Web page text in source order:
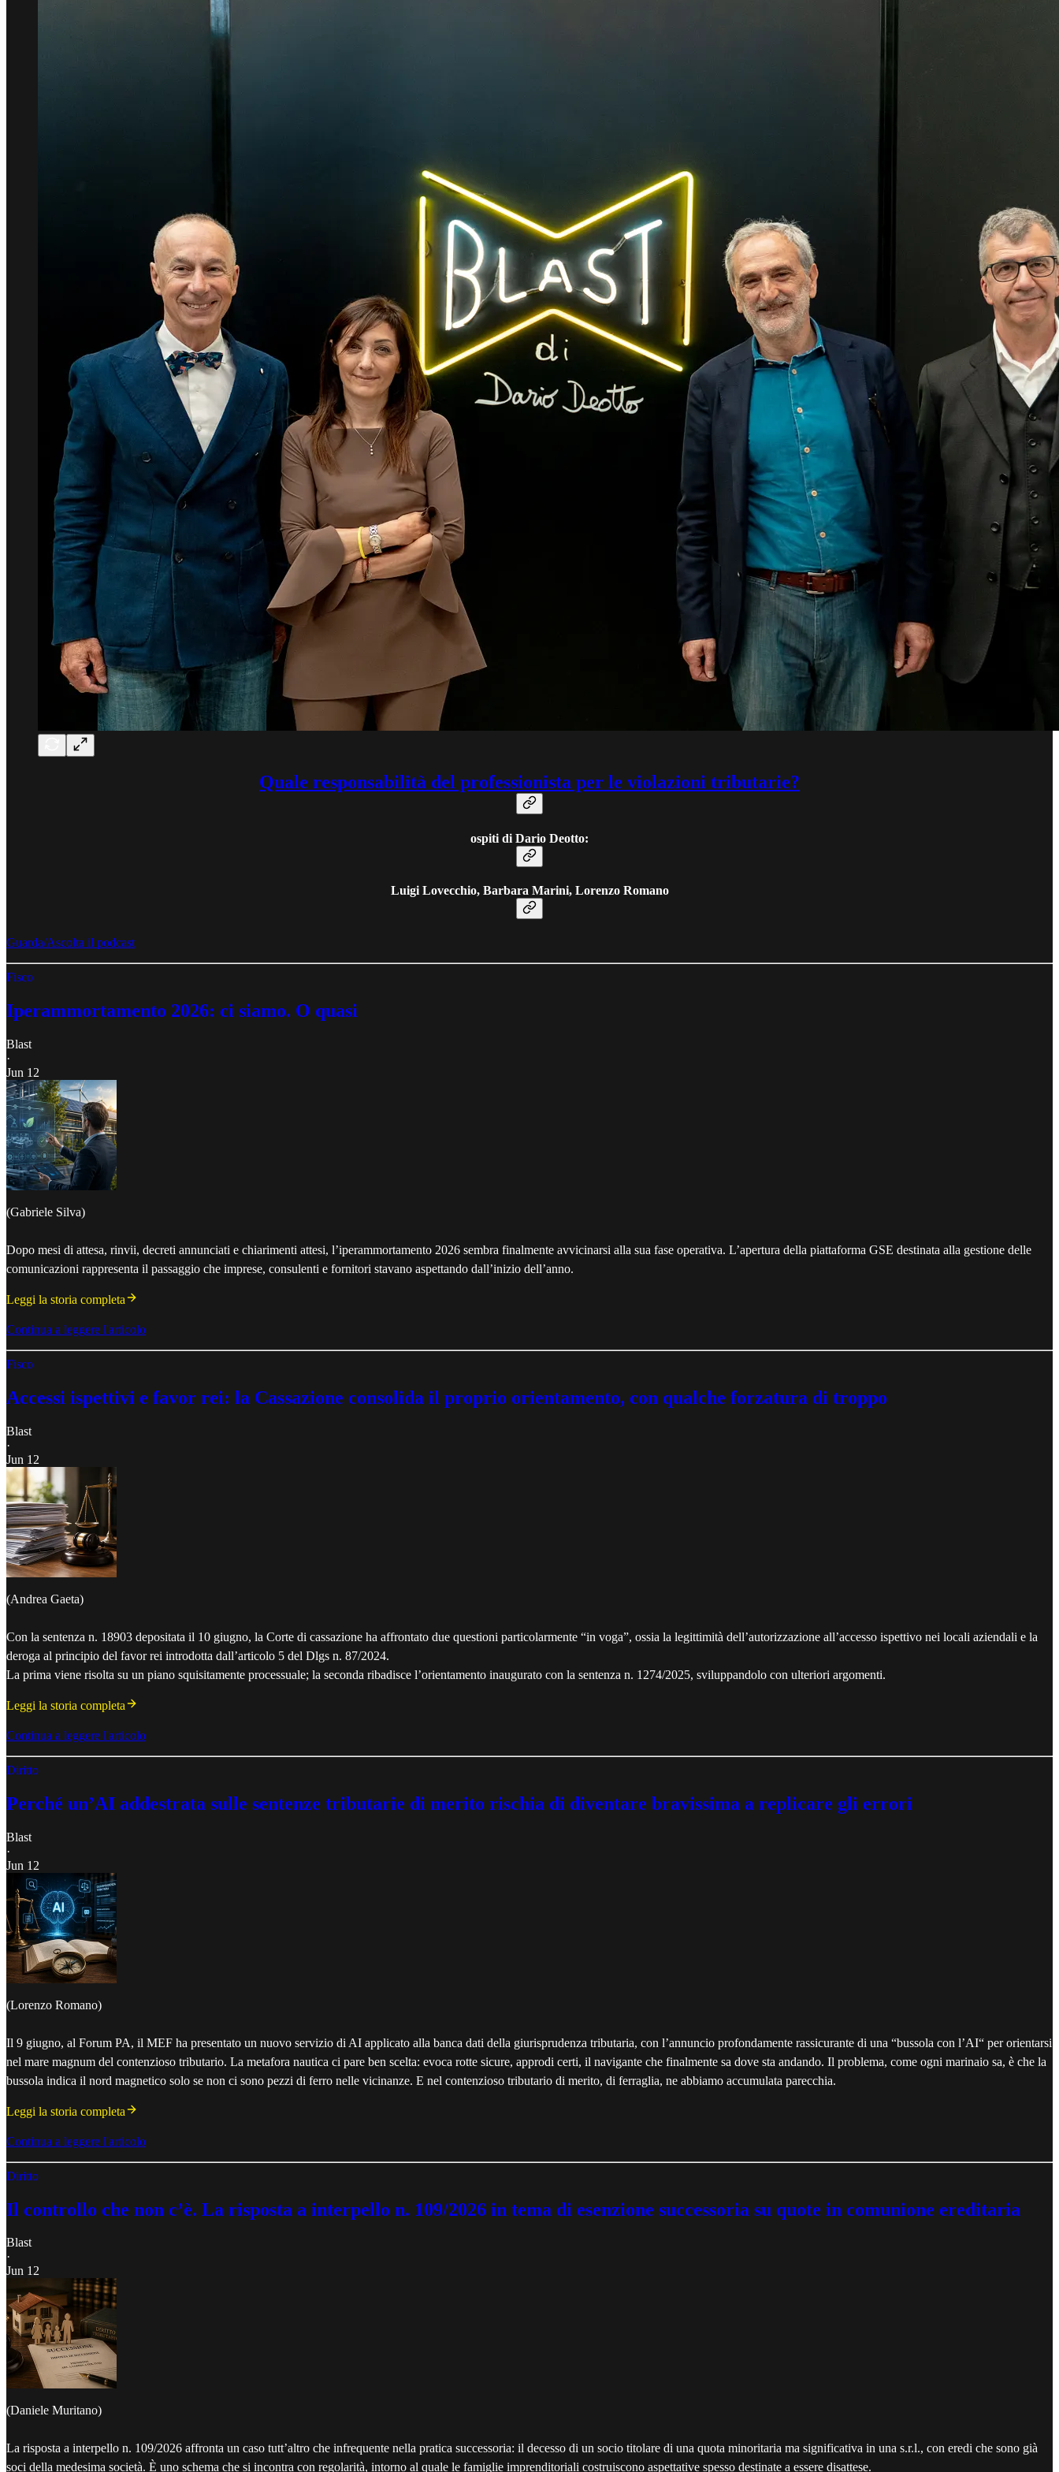
Quale responsabilità del professionista per le violazioni tributarie?
ospiti di Dario Deotto:
Luigi Lovecchio, Barbara Marini, Lorenzo Romano
Guarda/Ascolta il podcast
Fisco
Iperammortamento 2026: ci siamo. O quasi
Blast
·
Jun 12
(Gabriele Silva)
Dopo mesi di attesa, rinvii, decreti annunciati e chiarimenti attesi, l’iperammortamento 2026 sembra finalmente avvicinarsi alla sua fase operativa. L’apertura della piattaforma GSE destinata alla gestione delle
comunicazioni rappresenta il passaggio che imprese, consulenti e fornitori stavano aspettando dall’inizio dell’anno.
Leggi la storia completa
Continua a leggere l'articolo
Fisco
Accessi ispettivi e favor rei: la Cassazione consolida il proprio orientamento, con qualche forzatura di troppo
Blast
·
Jun 12
(Andrea Gaeta)
Con la sentenza n. 18903 depositata il 10 giugno, la Corte di cassazione ha affrontato due questioni particolarmente “in voga”, ossia la legittimità dell’autorizzazione all’accesso ispettivo nei locali aziendali e la
deroga al principio del favor rei introdotta dall’articolo 5 del Dlgs n. 87/2024.
La prima viene risolta su un piano squisitamente processuale; la seconda ribadisce l’orientamento inaugurato con la sentenza n. 1274/2025, sviluppandolo con ulteriori argomenti.
Leggi la storia completa
Continua a leggere l'articolo
Diritto
Perché un’AI addestrata sulle sentenze tributarie di merito rischia di diventare bravissima a replicare gli errori
Blast
·
Jun 12
(Lorenzo Romano)
Il 9 giugno, al Forum PA, il MEF ha presentato un nuovo servizio di AI applicato alla banca dati della giurisprudenza tributaria, con l’annuncio profondamente rassicurante di una “bussola con l’AI“ per orientarsi
nel mare magnum del contenzioso tributario. La metafora nautica ci pare ben scelta: evoca rotte sicure, approdi certi, il navigante che finalmente sa dove sta andando. Il problema, come ogni marinaio sa, è che la
bussola indica il nord magnetico solo se non ci sono pezzi di ferro nelle vicinanze. E nel contenzioso tributario di merito, di ferraglia, ne abbiamo accumulata parecchia.
Leggi la storia completa
Continua a leggere l'articolo
Diritto
Il controllo che non c’è. La risposta a interpello n. 109/2026 in tema di esenzione successoria su quote in comunione ereditaria
Blast
·
Jun 12
(Daniele Muritano)
La risposta a interpello n. 109/2026 affronta un caso tutt’altro che infrequente nella pratica successoria: il decesso di un socio titolare di una quota minoritaria ma significativa in una s.r.l., con eredi che sono già
soci della medesima società. È uno schema che si incontra con regolarità, intorno al quale le famiglie imprenditoriali costruiscono aspettative spesso destinate a essere disattese.